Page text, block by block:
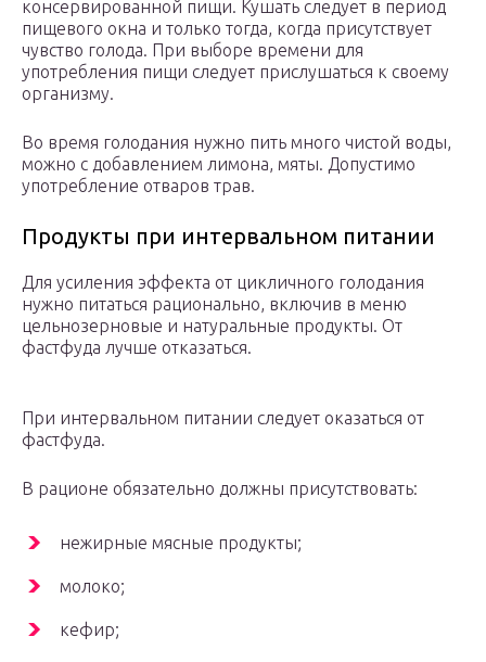
консервированной пищи. Кушать следует в период
пищевого окна и только тогда, когда присутствует
чувство голода. При выборе времени для
употребления пищи следует прислушаться к своему
организму.
Во время голодания нужно пить много чистой воды,
можно с добавлением лимона, мяты. Допустимо
употребление отваров трав.
Продукты при интервальном питании
Для усиления эффекта от цикличного голодания
нужно питаться рационально, включив в меню
цельнозерновые и натуральные продукты. От
фастфуда лучше отказаться.
При интервальном питании следует оказаться от
фастфуда.
В рационе обязательно должны присутствовать:
нежирные мясные продукты;
молоко;
кефир;